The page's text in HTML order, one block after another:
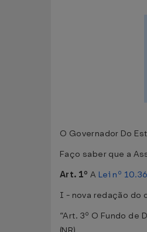
O Governador Do
Faço saber que a
Art. 1ºA Lei nº
I - nova redação do
“Art. 3º O Fundo